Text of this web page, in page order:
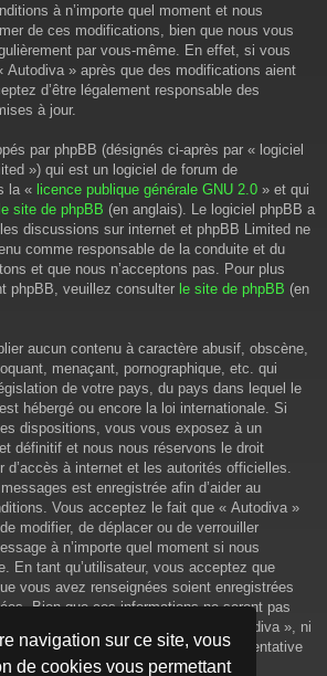
navigation sur ce site, vous
de cookies vous permettant
à n’importe quel moment et nous
de ces modifications, bien que nous vous
par vous-même. En effet, si vous
Autodiva » après que des modifications aient
d’être légalement responsable des
à jour.
par phpBB (désignés ci-après par « logiciel
») qui est un logiciel de forum de
la « licence publique générale GNU 2.0 » et qui
le site de phpBB (en anglais). Le logiciel phpBB a
discussions sur internet et phpBB Limited ne
comme responsable de la conduite et du
et que nous n’acceptons pas. Pour plus
phpBB, veuillez consulter le site de phpBB (en
aucun contenu à caractère abusif, obscène,
menaçant, pornographique, etc. qui
de votre pays, du pays dans lequel le
hébergé ou encore la loi internationale. Si
dispositions, vous vous exposez à un
définitif et nous nous réservons le droit
d’accès à internet et les autorités officielles.
est enregistrée afin d’aider au
Vous acceptez le fait que « Autodiva »
modifier, de déplacer ou de verrouiller
à n’importe quel moment si nous
En tant qu’utilisateur, vous acceptez que
vous avez renseignées soient enregistrées
Bien que ces informations ne seront pas
sans votre consentement, ni « Autodiva », ni
comme responsables en cas de tentative
à compromettre vos données.